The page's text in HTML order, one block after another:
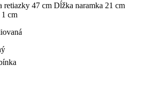
retiazky 47 cm Dĺžka naramka 21 cm
1 cm